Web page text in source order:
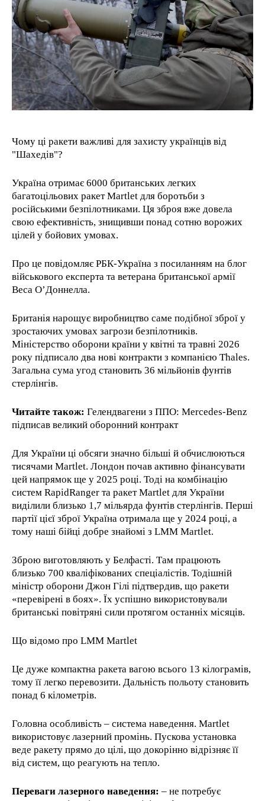
1-YEAR
/ year
Pay now and you get access to exclusive news and
articles for a whole year.
1-MONTH
the first one until you opt out of the monthly
subscription.
Чому ці ракети важливі для захисту українців від
"Шахедів"?
Україна отримає 6000 британських легких
багатоцільових ракет Martlet для боротьби з
російськими безпілотниками. Ця зброя вже довела
свою ефективність, знищивши понад сотню ворожих
цілей у бойових умовах.
Про це повідомляє РБК-Україна з посиланням на блог
військового експерта та ветерана британської армії
Веса О’Доннелла.
Британія нарощує виробництво саме подібної зброї у
зростаючих умовах загрози безпілотників.
Міністерство оборони країни у квітні та травні 2026
року підписало два нові контракти з компанією Thales.
Загальна сума угод становить 36 мільйонів фунтів
стерлінгів.
Читайте також: Гелендвагени з ППО: Mercedes-Benz
підписав великий оборонний контракт
Для України ці обсяги значно більші й обчислюються
тисячами Martlet. Лондон почав активно фінансувати
цей напрямок ще у 2025 році. Тоді на комбінацію
систем RapidRanger та ракет Martlet для України
виділили близько 1,7 мільярда фунтів стерлінгів. Перші
партії цієї зброї Україна отримала ще у 2024 році, а
тому наші бійці добре знайомі з LMM Martlet.
Зброю виготовляють у Белфасті. Там працюють
близько 700 кваліфікованих спеціалістів. Тодішній
міністр оборони Джон Гілі підтвердив, що ракети
«перевірені в боях». Їх успішно використовували
британські повітряні сили протягом останніх місяців.
Що відомо про LMM Martlet
Це дуже компактна ракета вагою всього 13 кілограмів,
тому її легко перевозити. Дальність польоту становить
понад 6 кілометрів.
Головна особливість – система наведення. Martlet
використовує лазерний промінь. Пускова установка
веде ракету прямо до цілі, що докорінно відрізняє її
від систем, що реагують на тепло.
Переваги лазерного наведення: – не потребує